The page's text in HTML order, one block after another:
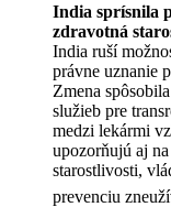
India sprísnila
zdravotná
India ruší
právne uznanie
Zmena
služieb pre
medzi lekármi
upozorňujú aj
starostlivosti,
prevenciu